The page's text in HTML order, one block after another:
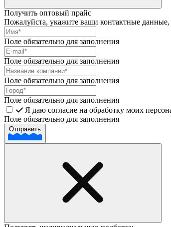
Получить оптовый прайс
Пожалуйста, укажите ваши контактные
Поле обязательно для заполнения
Поле обязательно для заполнения
Поле обязательно для заполнения
Поле обязательно для заполнения
Я даю согласие на обработку моих
Поле обязательно для заполнения
Отправить